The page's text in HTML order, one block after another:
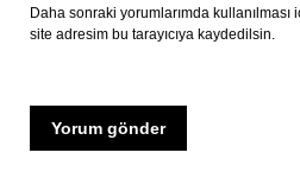
Daha sonraki yorumlarımda kullanılması
site adresim bu tarayıcıya kaydedilsin.